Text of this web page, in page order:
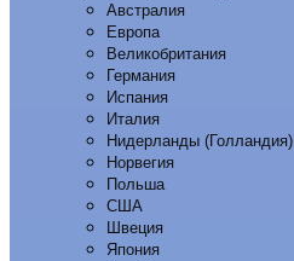
Австралия
Европа
Великобритания
Германия
Испания
Италия
Нидерланды (Голландия)
Норвегия
Польша
США
Швеция
Япония